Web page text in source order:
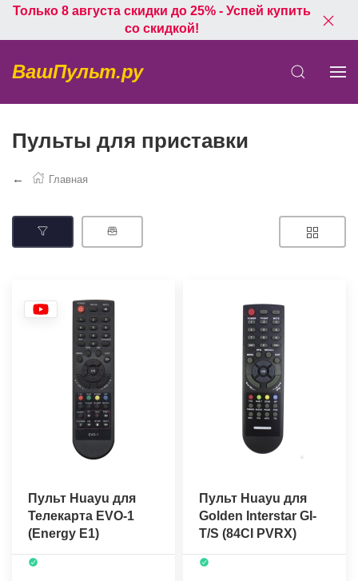
Только 8 августа скидки до 25% - Успей купить
со скидкой!
ВашПульт.ру
Пульты для приставки
Главная
Пульт Huayu для
Телекарта EVO-1
(Energy E1)
Пульт Huayu для
Golden Interstar GI-
T/S (84CI PVRX)